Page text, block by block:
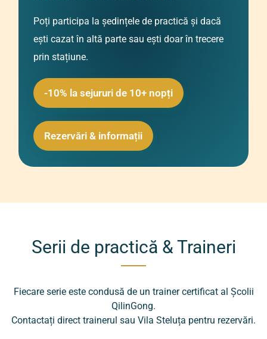
Poți participa la ședințele de practică și dacă
ești cazat în altă parte sau ești doar în trecere
prin stațiune.
-10% la sejururi de 10+ nopți
Rezervări & informații
Serii de practică & Traineri
Fiecare serie este condusă de un trainer certificat al Școlii
QilinGong.
Contactați direct trainerul sau Vila Steluța pentru rezervări.